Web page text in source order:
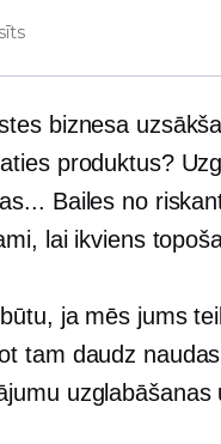
biznesa
produktus?
Bailes no
lai ikviens
ja mēs jums
tam daudz